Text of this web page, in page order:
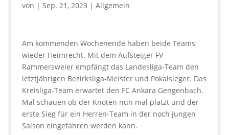
von | Sep. 21, 2023 | Allgemein
Am kommenden Wochenende haben beide Teams
wieder Heimrecht. Mit dem Aufsteiger FV
Rammersweier empfängt das Landesliga-Team den
letztjährigen Bezirksliga-Meister und Pokalsieger. Das
Kreisliga-Team erwartet den FC Ankara Gengenbach.
Mal schauen ob der Knoten nun mal platzt und der
erste Sieg für ein Herren-Team in der noch jungen
Saison eingefahren werden kann.